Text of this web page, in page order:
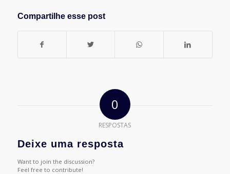
Compartilhe esse post
0
RESPOSTAS
Deixe uma resposta
Want to join the discussion?
Feel free to contribute!